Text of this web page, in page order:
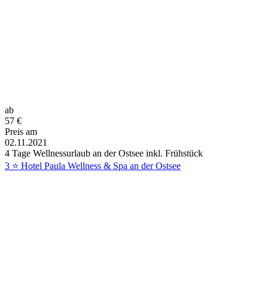
ab
57 €
Preis am
02.11.2021
4 Tage Wellnessurlaub an der Ostsee inkl. Frühstück
3 ⭐ Hotel Paula Wellness & Spa an der Ostsee